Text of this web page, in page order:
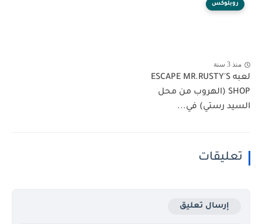
روبلوكس
منذ 3 سنة
لعبه ESCAPE MR.RUSTY'S
SHOP (الهروب من محل
السيد رستي) في...
تعليقات
إرسال تعليق